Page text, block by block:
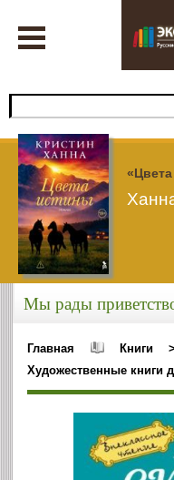
Мы рады
Главная Книги >
Художественные книги